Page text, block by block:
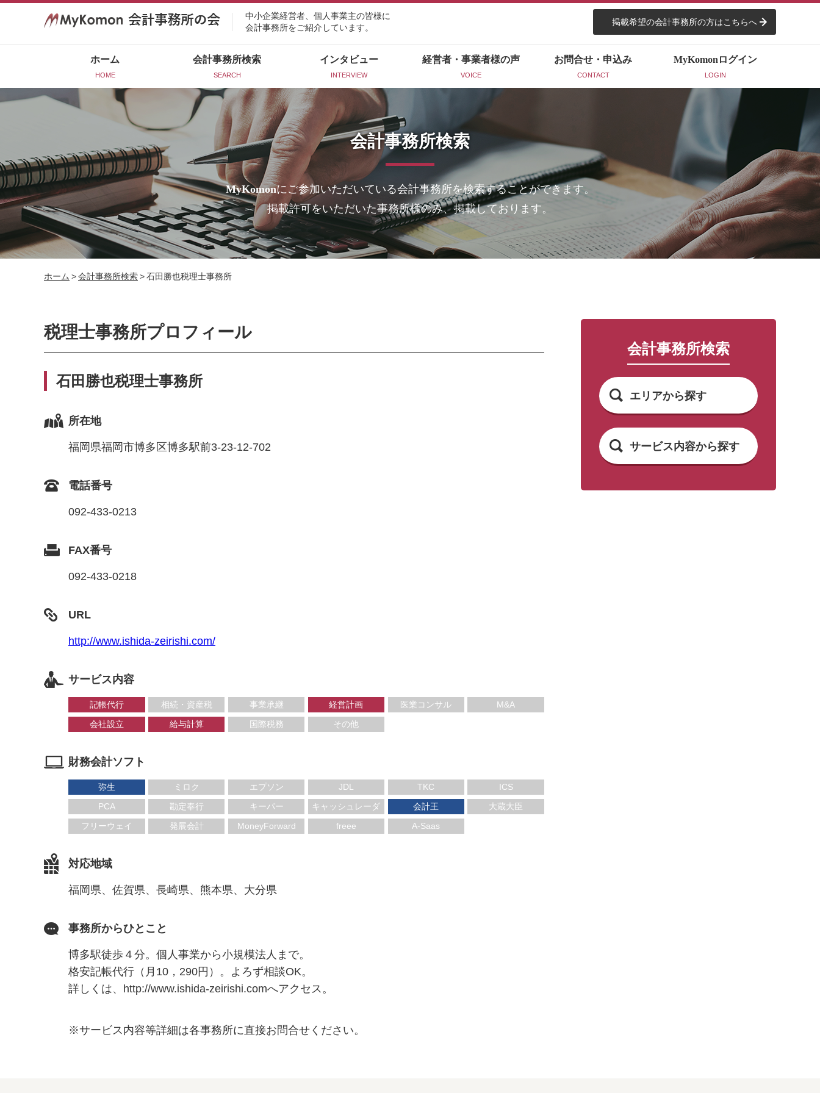
中小企業経営者、個人事業主の皆様に
会計事務所をご紹介しています。
掲載希望の会計事務所の方はこちらへ
ホーム
HOME
会計事務所検索
SEARCH
インタビュー
INTERVIEW
経営者・事業者様の声
VOICE
お問合せ・申込み
CONTACT
MyKomon ログイン
LOGIN
会計事務所検索
MyKomonにご参加いただいている会計事務所を検索することができます。
掲載許可をいただいた事務所様のみ、掲載しております。
ホーム >会計事務所検索>石田勝也税理士事務所
税理士事務所プロフィール
石田勝也税理士事務所
所在地
福岡県福岡市博多区博多駅前3-23-12-702
電話番号
092-433-0213
FAX番号
092-433-0218
URL
http://www.ishida-zeirishi.com/
サービス内容
記帳代行 相続・資産税 事業承継 経営計画 医業コンサル
M&A
会社設立
給与計算 国際税務 その他
財務会計ソフト
弥生 ミロク エプソン JDL TKC
ICS
PCA
勘定奉行 キーパー
キャッシュレーダ
ー
会計王
大蔵大臣
フリーウェイ
発展会計 MoneyForward freee A-Saas
対応地域
福岡県、佐賀県、長崎県、熊本県、大分県
事務所からひとこと
博多駅徒歩４分。個人事業から小規模法人まで。
格安記帳代行（月10，290円）。よろず相談OK。
詳しくは、http://www.ishida-zeirishi.comへアクセス。
※サービス内容等詳細は各事務所に直接お問合せください。
会計事務所検索
エリアから探す
サービス内容から探す